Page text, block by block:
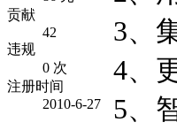
贡献
42
违规
0 次
注册时间
2010-6-27
3、
4、
5、